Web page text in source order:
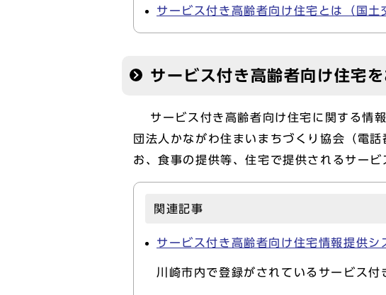
サービス付き高齢者向け住宅とは（国土
サービス付き高齢者向け住宅
サービス付き高齢者向け住宅に関する情
団法人かながわ住まいまちづくり協会（
お、食事の提供等、住宅で提供されるサー
関連記事
サービス付き高齢者向け住宅情報提供シ
川崎市内で登録がされているサービス付